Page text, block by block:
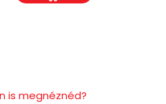
is megnéznéd?